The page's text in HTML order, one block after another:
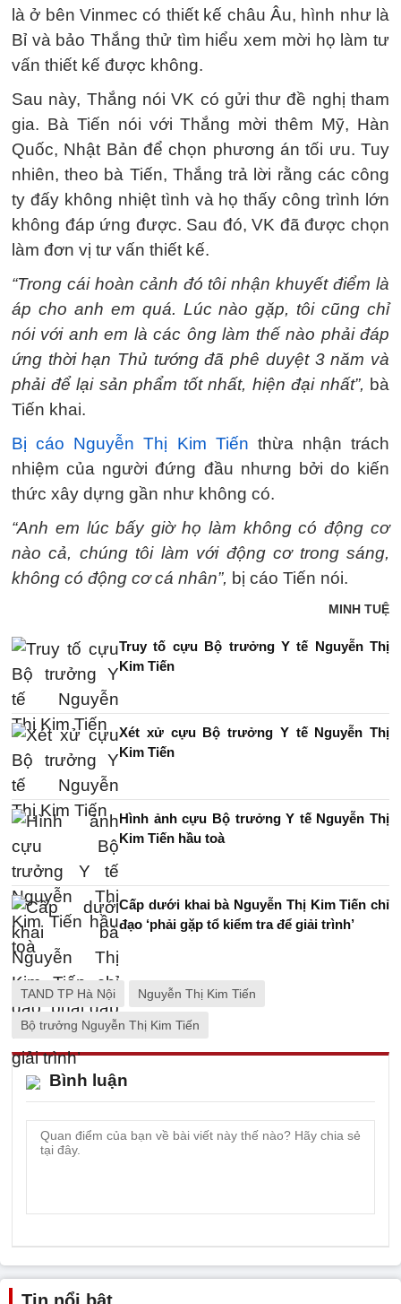
là ở bên Vinmec có thiết kế châu Âu, hình như là
Bỉ và bảo Thắng thử tìm hiểu xem mời họ làm tư
vấn thiết kế được không.
Sau này, Thắng nói VK có gửi thư đề nghị tham
gia. Bà Tiến nói với Thắng mời thêm Mỹ, Hàn
Quốc, Nhật Bản để chọn phương án tối ưu. Tuy
nhiên, theo bà Tiến, Thắng trả lời rằng các công
ty đấy không nhiệt tình và họ thấy công trình lớn
không đáp ứng được. Sau đó, VK đã được chọn
làm đơn vị tư vấn thiết kế.
“Trong cái hoàn cảnh đó tôi nhận khuyết điểm là
áp cho anh em quá. Lúc nào gặp, tôi cũng chỉ
nói với anh em là các ông làm thế nào phải đáp
ứng thời hạn Thủ tướng đã phê duyệt 3 năm và
phải để lại sản phẩm tốt nhất, hiện đại nhất”, bà
Tiến khai.
Bị cáo Nguyễn Thị Kim Tiến thừa nhận trách
nhiệm của người đứng đầu nhưng bởi do kiến
thức xây dựng gần như không có.
“Anh em lúc bấy giờ họ làm không có động cơ
nào cả, chúng tôi làm với động cơ trong sáng,
không có động cơ cá nhân”, bị cáo Tiến nói.
MINH TUỆ
Truy tố cựu Bộ trưởng Y tế Nguyễn Thị
Kim Tiến
Xét xử cựu Bộ trưởng Y tế Nguyễn Thị
Kim Tiến
Hình ảnh cựu Bộ trưởng Y tế Nguyễn Thị
Kim Tiến hầu toà
Cấp dưới khai bà Nguyễn Thị Kim Tiến chỉ
đạo ‘phải gặp tổ kiểm tra để giải trình’
TAND TP Hà Nội Nguyễn Thị Kim Tiến
Bộ trưởng Nguyễn Thị Kim Tiến
Bình luận